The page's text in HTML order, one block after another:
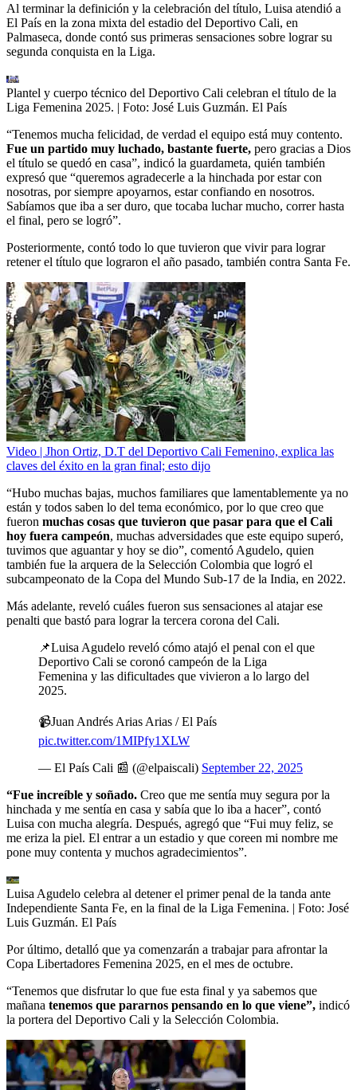
Al terminar la definición y la celebración del título, Luisa atendió a
El País en la zona mixta del estadio del Deportivo Cali, en
Palmaseca, donde contó sus primeras sensaciones sobre lograr su
segunda conquista en la Liga.
Plantel y cuerpo técnico del Deportivo Cali celebran el título de la
Liga Femenina 2025. | Foto: José Luis Guzmán. El País
“Tenemos mucha felicidad, de verdad el equipo está muy contento.
Fue un partido muy luchado, bastante fuerte, pero gracias a Dios
el título se quedó en casa”, indicó la guardameta, quién también
expresó que “queremos agradecerle a la hinchada por estar con
nosotras, por siempre apoyarnos, estar confiando en nosotros.
Sabíamos que iba a ser duro, que tocaba luchar mucho, correr hasta
el final, pero se logró”.
Posteriormente, contó todo lo que tuvieron que vivir para lograr
retener el título que lograron el año pasado, también contra Santa Fe.
Video | Jhon Ortiz, D.T del Deportivo Cali Femenino, explica las
claves del éxito en la gran final; esto dijo
“Hubo muchas bajas, muchos familiares que lamentablemente ya no
están y todos saben lo del tema económico, por lo que creo que
fueron muchas cosas que tuvieron que pasar para que el Cali
hoy fuera campeón, muchas adversidades que este equipo superó,
tuvimos que aguantar y hoy se dio”, comentó Agudelo, quien
también fue la arquera de la Selección Colombia que logró el
subcampeonato de la Copa del Mundo Sub-17 de la India, en 2022.
Más adelante, reveló cuáles fueron sus sensaciones al atajar ese
penalti que bastó para lograr la tercera corona del Cali.
📌Luisa Agudelo reveló cómo atajó el penal con el que
Deportivo Cali se coronó campeón de la Liga
Femenina y las dificultades que vivieron a lo largo del
2025.
📹Juan Andrés Arias Arias / El País
pic.twitter.com/1MIPfy1XLW
— El País Cali 📰 (@elpaiscali) September 22, 2025
“Fue increíble y soñado. Creo que me sentía muy segura por la
hinchada y me sentía en casa y sabía que lo iba a hacer”, contó
Luisa con mucha alegría. Después, agregó que “Fui muy feliz, se
me eriza la piel. El entrar a un estadio y que coreen mi nombre me
pone muy contenta y muchos agradecimientos”.
Luisa Agudelo celebra al detener el primer penal de la tanda ante
Independiente Santa Fe, en la final de la Liga Femenina. | Foto: José
Luis Guzmán. El País
Por último, detalló que ya comenzarán a trabajar para afrontar la
Copa Libertadores Femenina 2025, en el mes de octubre.
“Tenemos que disfrutar lo que fue esta final y ya sabemos que
mañana tenemos que pararnos pensando en lo que viene”, indicó
la portera del Deportivo Cali y la Selección Colombia.